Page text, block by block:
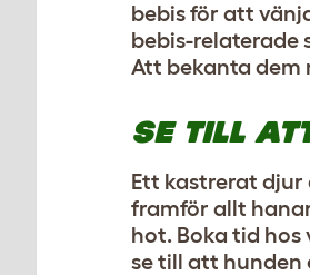
bebis för att
bebis-relaterade
Att bekanta dem
SE TILL
Ett kastrerat djur
framför allt
hot. Boka tid
se till att hunden